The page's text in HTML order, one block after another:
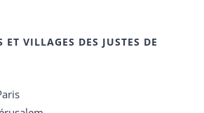
ET VILLAGES DES JUSTES DE